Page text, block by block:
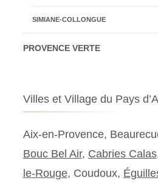
SIMIANE-COLLONGUE
PROVENCE VERTE
Villes et Village du Pays
Aix-en-Provence,
Bouc Bel Air, Cabries Calas
le-Rouge, Coudoux,